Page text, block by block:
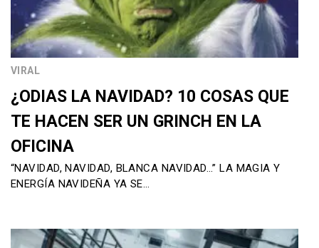
VIRAL
¿ODIAS LA NAVIDAD? 10 COSAS QUE
TE HACEN SER UN GRINCH EN LA
OFICINA
“NAVIDAD, NAVIDAD, BLANCA NAVIDAD…” LA MAGIA Y
ENERGÍA NAVIDEÑA YA SE…